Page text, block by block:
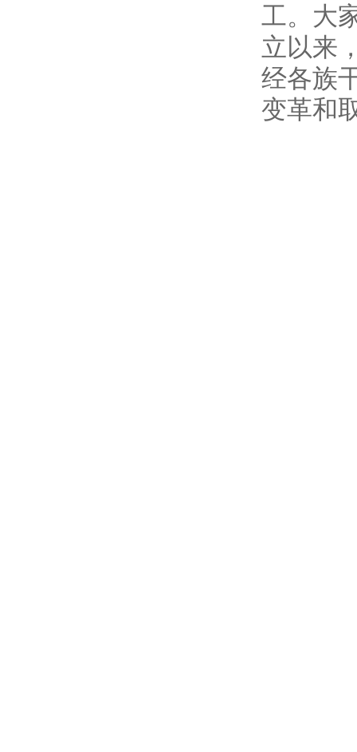
工。大
立以来
经各族
变革和